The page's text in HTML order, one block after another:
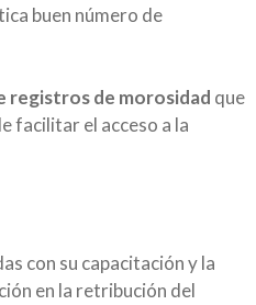
buen número de
registros de morosidad que
facilitar el acceso a la
con su capacitación y la
en la retribución del